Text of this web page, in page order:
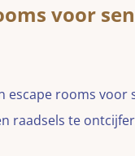
voor
escape rooms
raadsels te